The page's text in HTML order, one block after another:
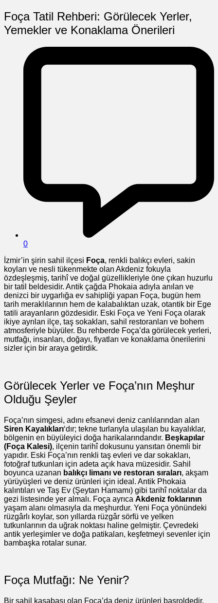
Foça Tatil Rehberi: Görülecek Yerler,
Yemekler ve Konaklama Önerileri
0
İzmir’in şirin sahil ilçesi Foça, renkli balıkçı evleri, sakin
koyları ve nesli tükenmekte olan Akdeniz fokuyla
özdeşleşmiş, tarihî ve doğal güzellikleriyle öne çıkan huzurlu
bir tatil beldesidir. Antik çağda Phokaia adıyla anılan ve
denizci bir uygarlığa ev sahipliği yapan Foça, bugün hem
tarih meraklılarının hem de kalabalıktan uzak, otantik bir Ege
tatili arayanların gözdesidir. Eski Foça ve Yeni Foça olarak
ikiye ayrılan ilçe, taş sokakları, sahil restoranları ve bohem
atmosferiyle büyüler. Bu rehberde Foça’da görülecek yerleri,
mutfağı, insanları, doğayı, fiyatları ve konaklama önerilerini
sizler için bir araya getirdik.
Görülecek Yerler ve Foça’nın Meşhur
Olduğu Şeyler
Foça’nın simgesi, adını efsanevi deniz canlılarından alan
Siren Kayalıkları‘dır; tekne turlarıyla ulaşılan bu kayalıklar,
bölgenin en büyüleyici doğa harikalarındandır. Beşkapılar
(Foça Kalesi), ilçenin tarihî dokusunu yansıtan önemli bir
yapıdır. Eski Foça’nın renkli taş evleri ve dar sokakları,
fotoğraf tutkunları için adeta açık hava müzesidir. Sahil
boyunca uzanan balıkçı limanı ve restoran sıraları, akşam
yürüyüşleri ve deniz ürünleri için ideal. Antik Phokaia
kalıntıları ve Taş Ev (Şeytan Hamamı) gibi tarihî noktalar da
gezi listesinde yer almalı. Foça ayrıca Akdeniz foklarının
yaşam alanı olmasıyla da meşhurdur. Yeni Foça yönündeki
rüzgârlı koylar, son yıllarda rüzgâr sörfü ve yelken
tutkunlarının da uğrak noktası haline gelmiştir. Çevredeki
antik yerleşimler ve doğa patikaları, keşfetmeyi sevenler için
bambaşka rotalar sunar.
Foça Mutfağı: Ne Yenir?
Bir sahil kasabası olan Foça’da deniz ürünleri başroldedir.